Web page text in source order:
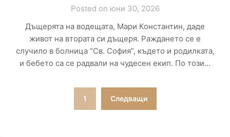
Posted on юни 30, 2026
Дъщерята на водещата, Мари Константин, даде
живот на втората си дъщеря. Раждането се е
случило в болница “Св. София”, където и родилката,
и бебето са се радвали на чудесен екип. По този…
1 Следващи